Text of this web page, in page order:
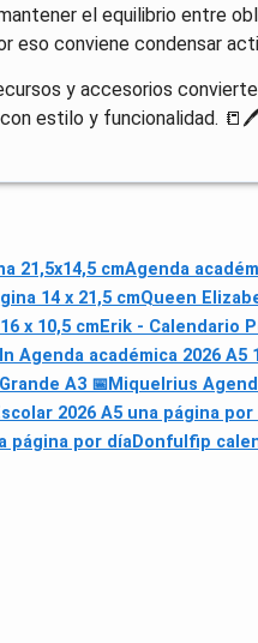
el equilibrio entre
eso conviene condensar
y accesorios
estilo y funcionalidad.
21,5x14,5 cmAgenda
14 x 21,5 cmQueen
x 10,5 cm Erik - Calendario
Agenda académica 2026 A5
A3 📅Miquelrius
2026 A5 una página por
página por díaDonfulfip